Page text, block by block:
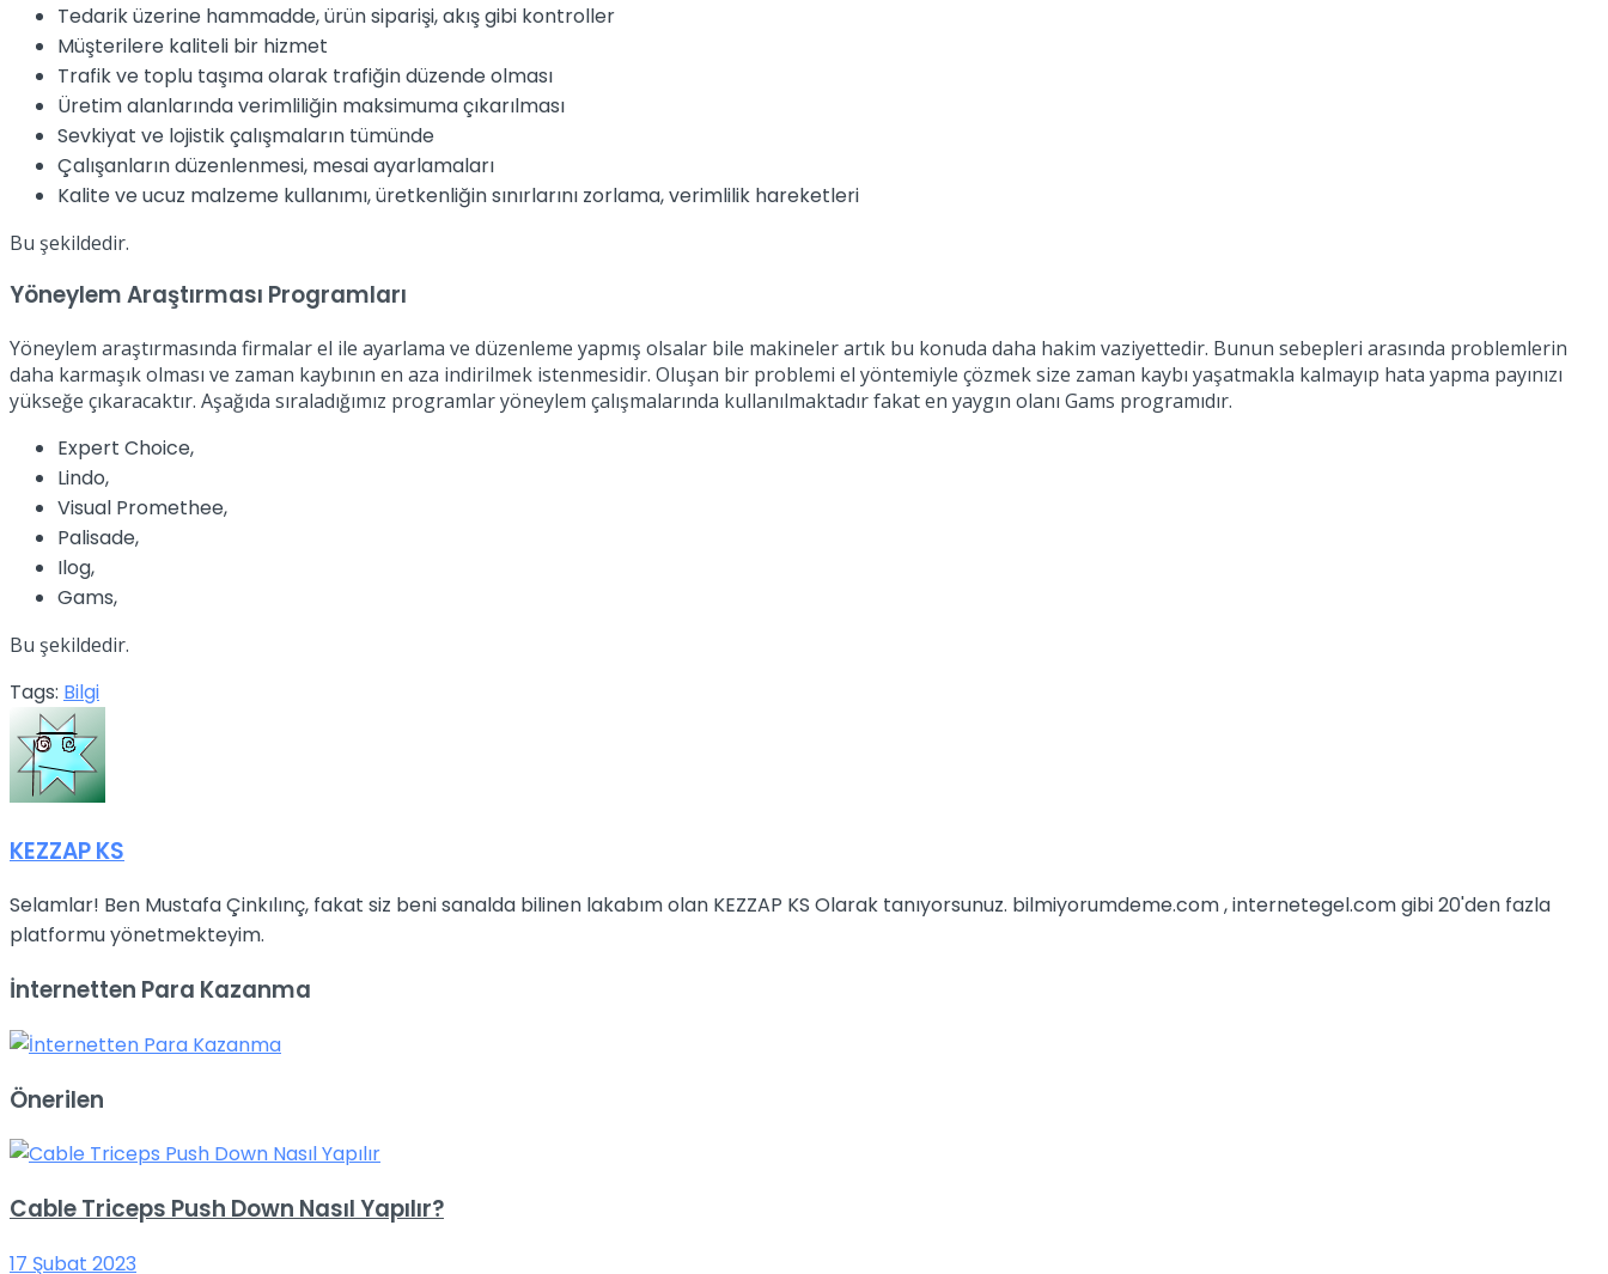
Tedarik üzerine hammadde, ürün siparişi, akış gibi kontroller
Müşterilere kaliteli bir hizmet
Trafik ve toplu taşıma olarak trafiğin düzende olması
Üretim alanlarında verimliliğin maksimuma çıkarılması
Sevkiyat ve lojistik çalışmaların tümünde
Çalışanların düzenlenmesi, mesai ayarlamaları
Kalite ve ucuz malzeme kullanımı, üretkenliğin sınırlarını zorlama, verimlilik hareketleri
Bu şekildedir.
Yöneylem Araştırması Programları
Yöneylem araştırmasında firmalar el ile ayarlama ve düzenleme yapmış olsalar bile makineler artık bu konuda daha hakim vaziyettedir. Bunun sebepleri arasında problemlerin
daha karmaşık olması ve zaman kaybının en aza indirilmek istenmesidir. Oluşan bir problemi el yöntemiyle çözmek size zaman kaybı yaşatmakla kalmayıp hata yapma payınızı
yükseğe çıkaracaktır. Aşağıda sıraladığımız programlar yöneylem çalışmalarında kullanılmaktadır fakat en yaygın olanı Gams programıdır.
Expert Choice,
Lindo,
Visual Promethee,
Palisade,
Ilog,
Gams,
Bu şekildedir.
Tags: Bilgi
KEZZAP KS
Selamlar! Ben Mustafa Çinkılınç, fakat siz beni sanalda bilinen lakabım olan KEZZAP KS Olarak tanıyorsunuz. bilmiyorumdeme.com , internetegel.com gibi 20'den fazla
platformu yönetmekteyim.
İnternetten Para Kazanma
Önerilen
Cable Triceps Push Down Nasıl Yapılır?
17 Şubat 2023